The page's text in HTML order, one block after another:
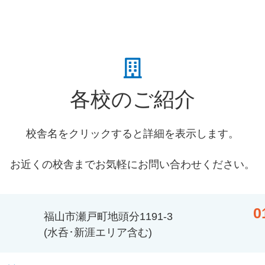
各校のご紹介
校舎名をクリックすると詳細を表示します。
お近くの校舎までお気軽にお問い合わせください。
福山市瀬戸町地頭分1191-3
(水呑･新涯エリア含む)